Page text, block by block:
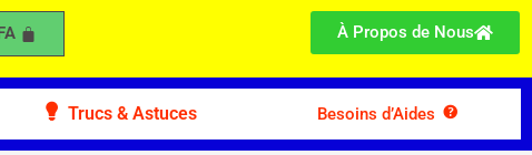
À Propos de Nous
Trucs & Astuces Besoins d’Aides